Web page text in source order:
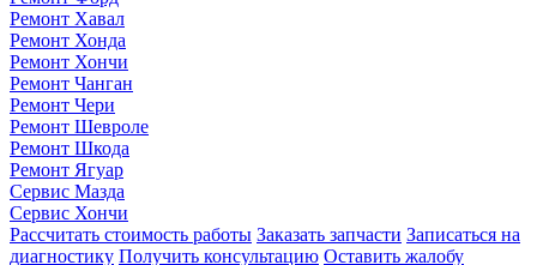
Ремонт Хавал
Ремонт Хонда
Ремонт Хончи
Ремонт Чанган
Ремонт Чери
Ремонт Шевроле
Ремонт Шкода
Ремонт Ягуар
Сервис Мазда
Сервис Хончи
Рассчитать стоимость работы Заказать запчасти Записаться на
диагностику Получить консультацию Оставить жалобу